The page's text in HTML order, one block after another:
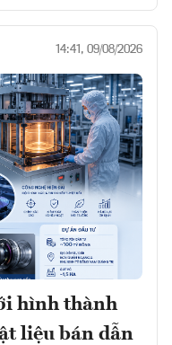
14:41, 09/08/2026
hình thành
liệu bán dẫn